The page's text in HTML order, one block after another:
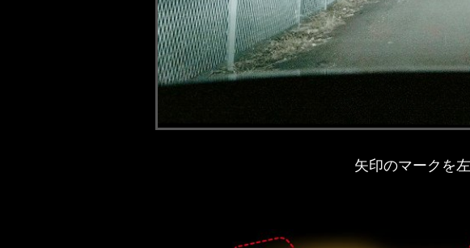
矢印のマークを